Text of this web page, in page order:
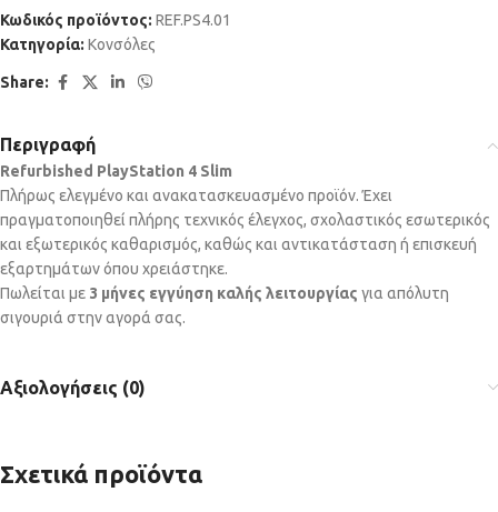
Κωδικός προϊόντος: REF.PS4.01
Κατηγορία: Κονσόλες
Share:
Περιγραφή
Refurbished PlayStation 4 Slim
Πλήρως ελεγμένο και ανακατασκευασμένο προϊόν. Έχει
πραγματοποιηθεί πλήρης τεχνικός έλεγχος, σχολαστικός εσωτερικός
και εξωτερικός καθαρισμός, καθώς και αντικατάσταση ή επισκευή
εξαρτημάτων όπου χρειάστηκε.
Πωλείται με 3 μήνες εγγύηση καλής λειτουργίας για απόλυτη
σιγουριά στην αγορά σας.
Αξιολογήσεις (0)
Σχετικά προϊόντα